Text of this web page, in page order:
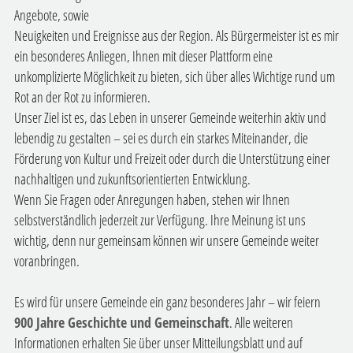
Angebote, sowie
Neuigkeiten und Ereignisse aus der Region. Als Bürgermeister ist es mir
ein besonderes Anliegen, Ihnen mit dieser Plattform eine
unkomplizierte Möglichkeit zu bieten, sich über alles Wichtige rund um
Rot an der Rot zu informieren.
Unser Ziel ist es, das Leben in unserer Gemeinde weiterhin aktiv und
lebendig zu gestalten – sei es durch ein starkes Miteinander, die
Förderung von Kultur und Freizeit oder durch die Unterstützung einer
nachhaltigen und zukunftsorientierten Entwicklung.
Wenn Sie Fragen oder Anregungen haben, stehen wir Ihnen
selbstverständlich jederzeit zur Verfügung. Ihre Meinung ist uns
wichtig, denn nur gemeinsam können wir unsere Gemeinde weiter
voranbringen.
Es wird für unsere Gemeinde ein ganz besonderes Jahr – wir feiern
900 Jahre Geschichte und Gemeinschaft. Alle weiteren
Informationen erhalten Sie über unser Mitteilungsblatt und auf